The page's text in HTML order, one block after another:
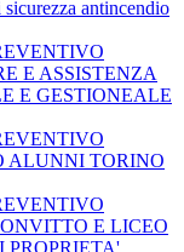
antincendio
E ASSISTENZA
E GESTIONEALE
ALUNNI TORINO
E LICEO